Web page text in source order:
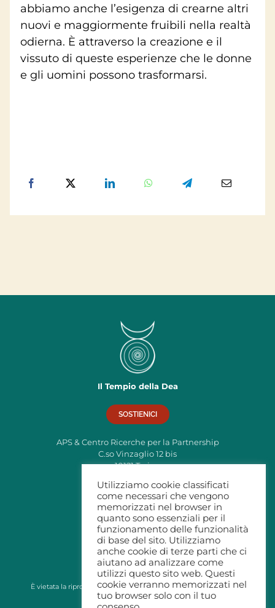
abbiamo anche l’esigenza di crearne altri
nuovi e maggiormente fruibili nella realtà
odierna. È attraverso la creazione e il
vissuto di queste esperienze che le donne
e gli uomini possono trasformarsi.
Il Tempio della Dea
SOSTIENICI
APS & Centro Ricerche per la Partnership
C.so Vinzaglio 12 bis
10121 Torino
info@tempiodelladea.org
Privacy
È vietata la riproduzione di immagini e testi da questo sito senza
autorizzazione
Utilizziamo cookie classificati
come necessari che vengono
memorizzati nel browser in
quanto sono essenziali per il
funzionamento delle funzionalità
di base del sito. Utilizziamo
anche cookie di terze parti che ci
aiutano ad analizzare come
utilizzi questo sito web. Questi
cookie verranno memorizzati nel
tuo browser solo con il tuo